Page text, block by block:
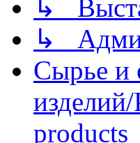
↳
↳
Сырье и
products